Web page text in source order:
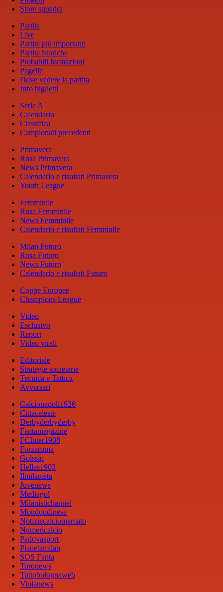
Store squadra
Partite
Live
Partite più importanti
Partite Storiche
Probabili formazioni
Pagelle
Dove vedere la partita
Info biglietti
Serie A
Calendario
Classifica
Campionati precedenti
Primavera
Rosa Primavera
News Primavera
Calendario e risultati Primavera
Youth League
Femminile
Rosa Femminile
News Femminile
Calendario e risultati Femminile
Milan Futuro
Rosa Futuro
News Futuro
Calendario e risultati Futuro
Coppe Europee
Champions League
Video
Esclusivo
Report
Video virali
Editoriale
Strategie societarie
Tecnica e Tattica
Avversari
Calcionapoli1926
Cittaceleste
Derbyderbyderby
Fantamagazine
FCInter1908
Forzaroma
Golssip
Hellas1903
Ilmilanista
Juvenews
Mediagol
Milanistichannel
Mondoudinese
Notiziecalciomercato
Numericalcio
Padovasport
Pianetamilan
SOS Fanta
Toronews
Tuttobolognaweb
Violanews